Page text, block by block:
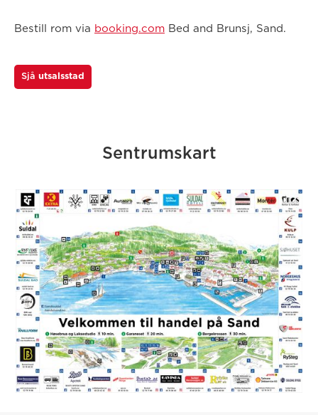
Bestill rom via booking.com Bed and Brunsj, Sand.
Sjå utsalsstad
Sentrumskart